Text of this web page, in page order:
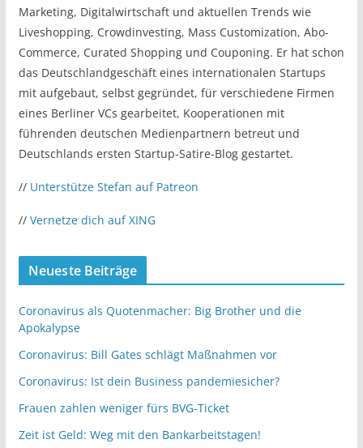
Marketing, Digitalwirtschaft und aktuellen Trends wie
Liveshopping, Crowdinvesting, Mass Customization, Abo-
Commerce, Curated Shopping und Couponing. Er hat schon
das Deutschlandgeschäft eines internationalen Startups
mit aufgebaut, selbst gegründet, für verschiedene Firmen
eines Berliner VCs gearbeitet, Kooperationen mit
führenden deutschen Medienpartnern betreut und
Deutschlands ersten Startup-Satire-Blog gestartet.
// Unterstütze Stefan auf Patreon
// Vernetze dich auf XING
Neueste Beiträge
Coronavirus als Quotenmacher: Big Brother und die
Apokalypse
Coronavirus: Bill Gates schlägt Maßnahmen vor
Coronavirus: Ist dein Business pandemiesicher?
Frauen zahlen weniger fürs BVG-Ticket
Zeit ist Geld: Weg mit den Bankarbeitstagen!